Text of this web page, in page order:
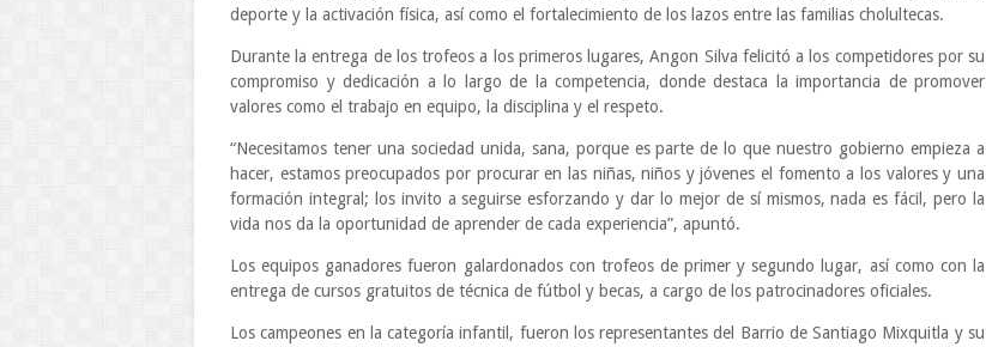
deporte y la activación física, así como el fortalecimiento de los lazos entre las familias cholultecas.
Durante la entrega de los trofeos a los primeros lugares, Angon Silva felicitó a los competidores por su
compromiso y dedicación a lo largo de la competencia, donde destaca la importancia de promover
valores como el trabajo en equipo, la disciplina y el respeto.
“Necesitamos tener una sociedad unida, sana, porque es parte de lo que nuestro gobierno empieza a
hacer, estamos preocupados por procurar en las niñas, niños y jóvenes el fomento a los valores y una
formación integral; los invito a seguirse esforzando y dar lo mejor de sí mismos, nada es fácil, pero la
vida nos da la oportunidad de aprender de cada experiencia”, apuntó.
Los equipos ganadores fueron galardonados con trofeos de primer y segundo lugar, así como con la
entrega de cursos gratuitos de técnica de fútbol y becas, a cargo de los patrocinadores oficiales.
Los campeones en la categoría infantil, fueron los representantes del Barrio de Santiago Mixquitla y su